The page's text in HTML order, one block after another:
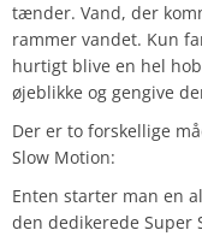
tænder. Vand, der
rammer vandet. Kun
hurtigt blive en hel
øjeblikke og gengive
Der er to forskellige
Slow Motion:
Enten starter man en
den dedikerede Super